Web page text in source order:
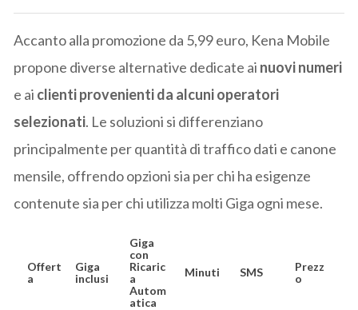
Accanto alla promozione da 5,99 euro, Kena Mobile
propone diverse alternative dedicate ai nuovi numeri
e ai clienti provenienti da alcuni operatori
selezionati. Le soluzioni si differenziano
principalmente per quantità di traffico dati e canone
mensile, offrendo opzioni sia per chi ha esigenze
contenute sia per chi utilizza molti Giga ogni mese.
Offert
a
Giga
inclusi
Giga
con
Ricaric
a
Autom
atica
Minuti SMS
Prezz
o